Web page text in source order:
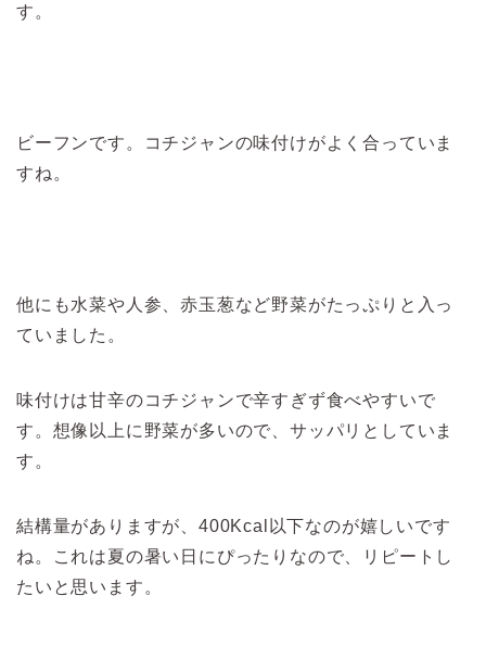
す。
ビーフンです。コチジャンの味付けがよく合っていま
すね。
他にも水菜や人参、赤玉葱など野菜がたっぷりと入っ
ていました。
味付けは甘辛のコチジャンで辛すぎず食べやすいで
す。想像以上に野菜が多いので、サッパリとしていま
す。
結構量がありますが、400Kcal以下なのが嬉しいです
ね。これは夏の暑い日にぴったりなので、リピートし
たいと思います。